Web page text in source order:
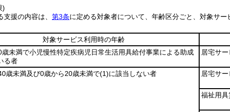
)
支援の内容は、 第3条に定める対象者について、年齢区分ごと、対象サー
対象サービス利用時の年齢
未満で小児慢性特定疾病児日常生活用具給付事業による助成
る者
居宅サー
歳未満及び0歳から20歳未満で(1)に該当しない者 居宅サー
福祉用具